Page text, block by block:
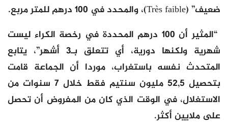
ضعيف” (Très faible)، والمحدد في 100 درهم للمتر مربع.
“المثير أن 100 درهم المحددة في رخصة الكراء ليست
شهرية ولكنها دورية، أي تتعلق بـ3 أشهر”، يتابع
المتحدث نفسه باستغراب، موردا أن الجماعة قامت
بتحصيل 52,5 مليون سنتيم فقط خلال 7 سنوات من
الاستغلال، في الوقت الذي كان من المفروض أن تحصل
على ملايين أكثر.